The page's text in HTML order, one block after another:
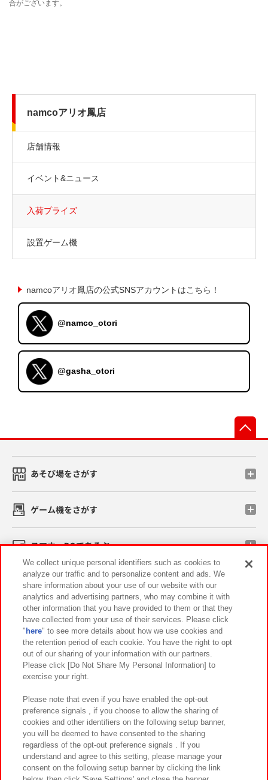
namcoアリオ鳳店
店舗情報
イベント&ニュース
入荷プライズ
設置ゲーム機
namcoアリオ鳳店の公式SNSアカウントはこちら！
@namco_otori
@gasha_otori
あそび場をさがす
ゲーム機をさがす
スマホ・PCであそぶ
イベント・キャンペーン
関連会社 サステナビリティ サイトポリシー
プライバシーポリシー ウェブアクセシビリティ方針と検証結果
お取引先さまとともに
カスタマーハラスメント対応方針 よくあるご質問・お問い合わせ
We collect unique personal identifiers such as cookies to
analyze our traffic and to personalize content and ads. We
share information about your use of our website with our
analytics and advertising partners, who may combine it with
other information that you have provided to them or that they
have collected from your use of their services. Please click
" here" to see more details about how we use cookies and
the retention period of each cookie. You have the right to opt
out of our sharing of your information with our partners.
Please click [Do Not Share My Personal Information] to
exercise your right.
Please note that even if you have enabled the opt-out
preference signals , if you choose to allow the sharing of
cookies and other identifiers on the following setup banner,
you will be deemed to have consented to the sharing
regardless of the opt-out preference signals . If you
understand and agree to this setting, please manage your
consent on the following setup banner by clicking the link